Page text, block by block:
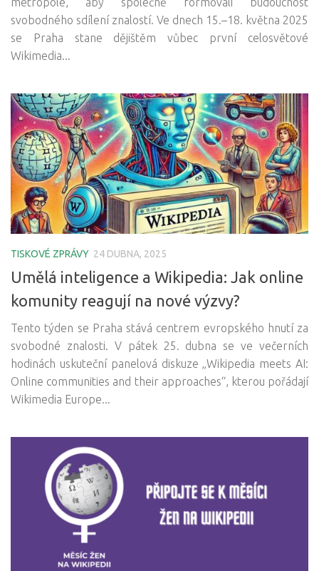
svobodného sdílení znalostí. Ve dnech 15.–18. května 2025
se Praha stane dějištěm vůbec první celosvětové
Wikimedia...
TISKOVÉ ZPRÁVY 24 DUBNA, 2025
Umělá inteligence a Wikipedia: Jak online
komunity reagují na nové výzvy?
Tento týden se Praha stává centrem evropského hnutí za
svobodné znalosti. V pátek 25. dubna se ve večerních
hodinách uskuteční panelová diskuze „Wikipedia meets AI:
Online communities and their approaches“, kterou pořádají
Wikimedia Europe...